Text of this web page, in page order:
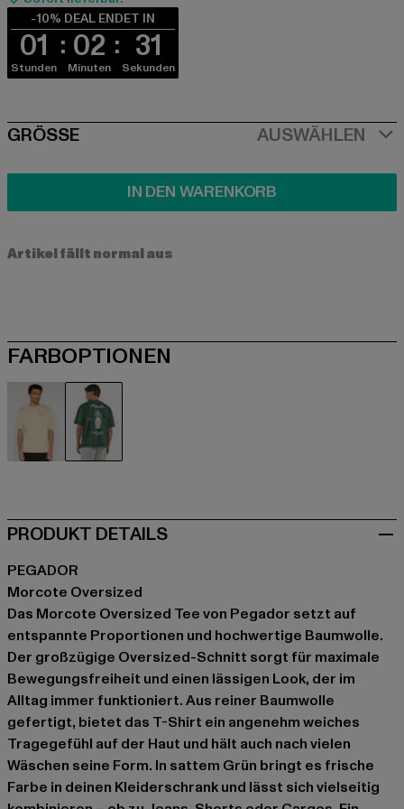
-10% DEAL ENDET IN
01
Stunden
02
Minuten
30
Sekunden
SIZE
GRÖSSE AUSWÄHLEN
IN DEN WARENKORB
Artikel fällt normal aus
FARBOPTIONEN
PRODUKT DETAILS
PEGADOR
Morcote Oversized
Das Morcote Oversized Tee von Pegador setzt auf
entspannte Proportionen und hochwertige Baumwolle.
Der großzügige Oversized-Schnitt sorgt für maximale
Bewegungsfreiheit und einen lässigen Look, der im
Alltag immer funktioniert. Aus reiner Baumwolle
gefertigt, bietet das T-Shirt ein angenehm weiches
Tragegefühl auf der Haut und hält auch nach vielen
Wäschen seine Form. In sattem Grün bringt es frische
Farbe in deinen Kleiderschrank und lässt sich vielseitig